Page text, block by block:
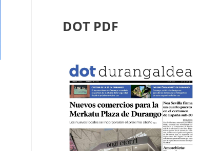
DOT PDF